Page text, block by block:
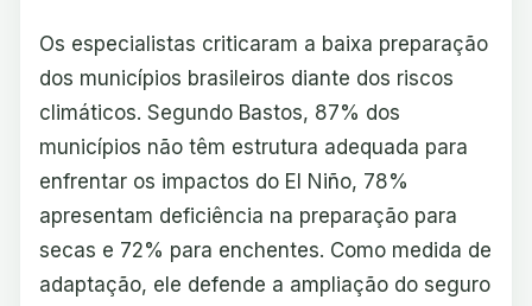
Os especialistas criticaram a baixa preparação
dos municípios brasileiros diante dos riscos
climáticos. Segundo Bastos, 87% dos
municípios não têm estrutura adequada para
enfrentar os impactos do El Niño, 78%
apresentam deficiência na preparação para
secas e 72% para enchentes. Como medida de
adaptação, ele defende a ampliação do seguro